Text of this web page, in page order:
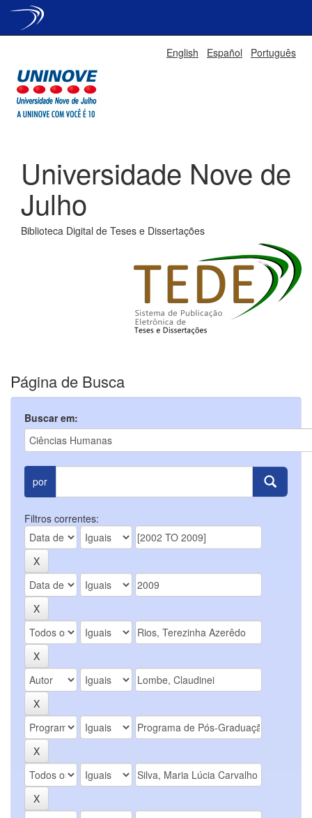
English Español Português
Universidade Nove de
Julho
Biblioteca Digital de Teses e Dissertações
Página de Busca
Buscar em:
por
Filtros correntes: